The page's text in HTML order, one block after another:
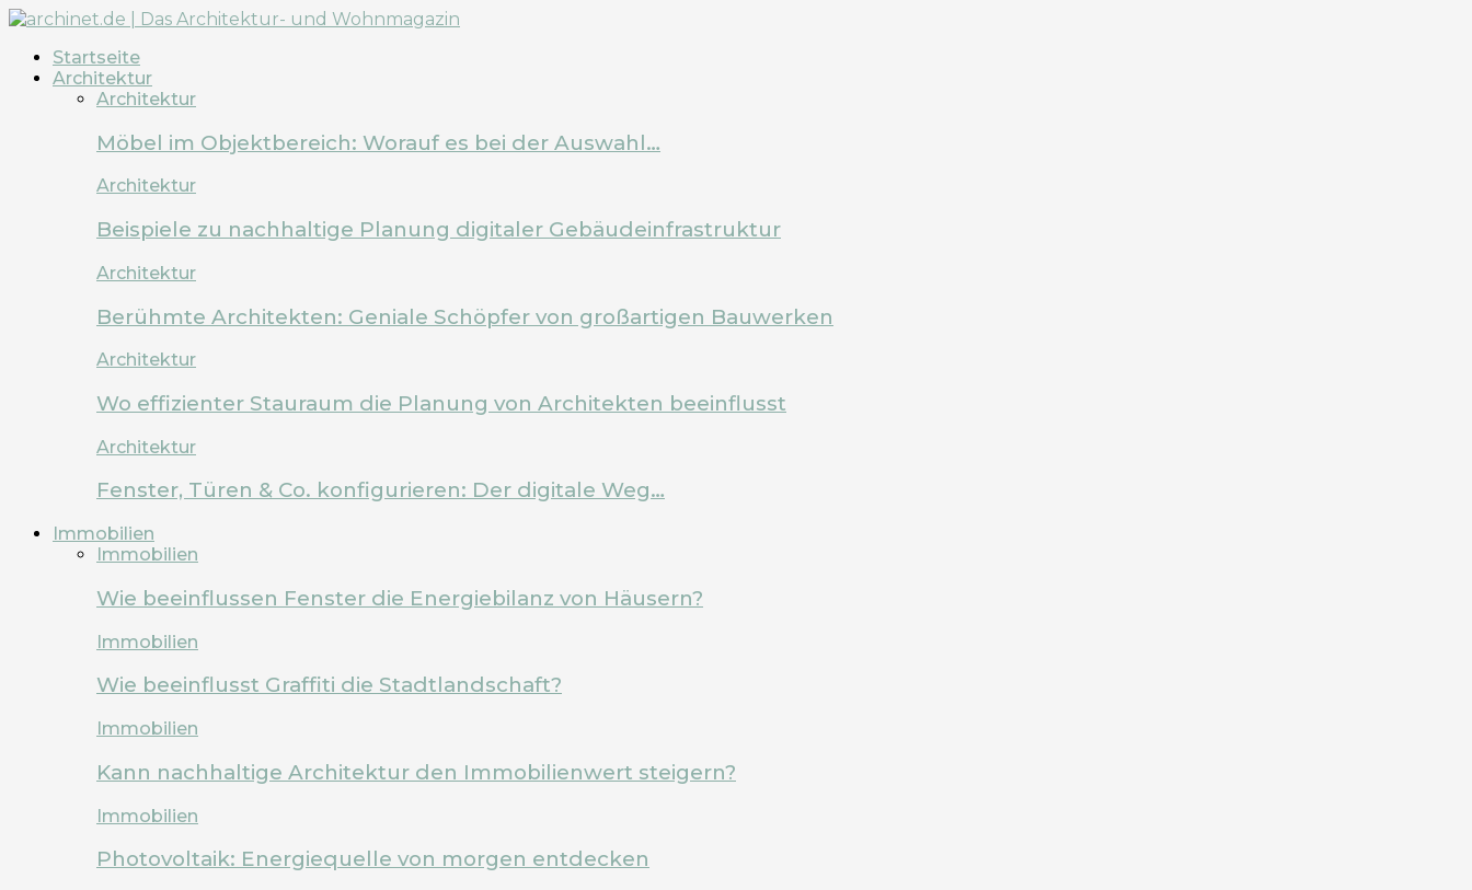
Startseite
Architektur
Architektur
Möbel im Objektbereich: Worauf es bei der Auswahl…
Architektur
Beispiele zu nachhaltige Planung digitaler Gebäudeinfrastruktur
Architektur
Berühmte Architekten: Geniale Schöpfer von großartigen Bauwerken
Architektur
Wo effizienter Stauraum die Planung von Architekten beeinflusst
Architektur
Fenster, Türen & Co. konfigurieren: Der digitale Weg…
Immobilien
Immobilien
Wie beeinflussen Fenster die Energiebilanz von Häusern?
Immobilien
Wie beeinflusst Graffiti die Stadtlandschaft?
Immobilien
Kann nachhaltige Architektur den Immobilienwert steigern?
Immobilien
Photovoltaik: Energiequelle von morgen entdecken